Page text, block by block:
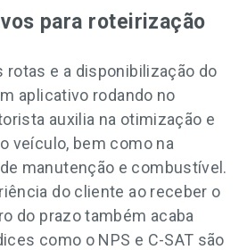
para roteirização
rotas e a disponibilização do
aplicativo rodando no
auxilia na otimização e
veículo, bem como na
manutenção e combustível.
do cliente ao receber o
do prazo também acaba
como o NPS e C-SAT são